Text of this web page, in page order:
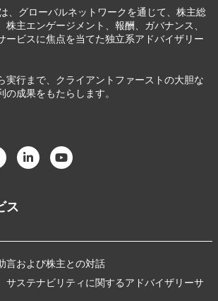
、グローバルネットワークを通じて、株主総
株主エンゲージメント、報酬、ガバナンス、
ービスに焦点を当てた独立系アドバイザリー
実行まで、クライアントファーストの大胆な
成果をもたらします。
LinkedInYouTube
ス
言および株主との対話
サステナビリティに関するアドバイザリーサ